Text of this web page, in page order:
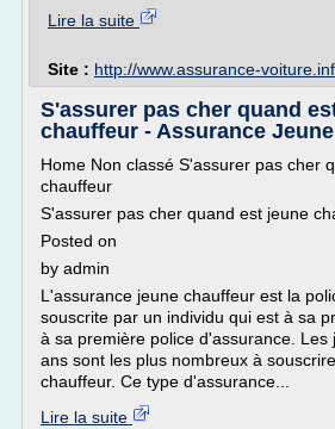
Lire la suite
Site : http://www.assurance-
S'assurer pas cher quand
chauffeur - Assurance Jeune
Home Non classé S'assurer pas cher
chauffeur
S'assurer pas cher quand est jeune
Posted on
by admin
L'assurance jeune chauffeur est la
souscrite par un individu qui est à sa
à sa première police d'assurance. Les
ans sont les plus nombreux à
chauffeur. Ce type d'assurance...
Lire la suite